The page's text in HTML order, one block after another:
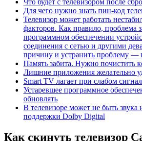
Для чего нужно знать пин-код
Телевизор может работать
факторов. Как правило, проблема
программном обеспечении
соединения с сетью и другими
причину и устранить проблему —
Память забита. Нужно почистить
Лишние приложения желательно
Smart TV лагает при слабом
Устаревшее программное
обновлять
В телевизоре может не быть звука
поддержки Dolby Digital
Как скинуть телевизор